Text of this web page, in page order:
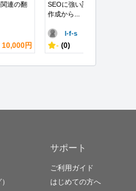
連の翻
10,000円
SEOに強い記事を構成
作成から...
l-f-s
- (0)
サポート
ご利用ガイド
はじめての方へ